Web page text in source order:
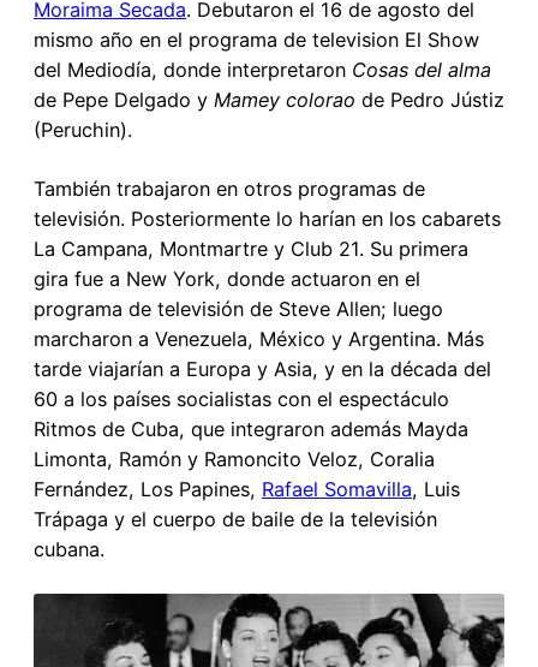
Moraima Secada. Debutaron el 16 de agosto del
mismo año en el programa de television El Show
del Mediodía, donde interpretaron Cosas del alma
de Pepe Delgado y Mamey colorao de Pedro Jústiz
(Peruchin).
También trabajaron en otros programas de
televisión. Posteriormente lo harían en los cabarets
La Campana, Montmartre y Club 21. Su primera
gira fue a New York, donde actuaron en el
programa de televisión de Steve Allen; luego
marcharon a Venezuela, México y Argentina. Más
tarde viajarían a Europa y Asia, y en la década del
60 a los países socialistas con el espectáculo
Ritmos de Cuba, que integraron además Mayda
Limonta, Ramón y Ramoncito Veloz, Coralia
Fernández, Los Papines, Rafael Somavilla, Luis
Trápaga y el cuerpo de baile de la televisión
cubana.